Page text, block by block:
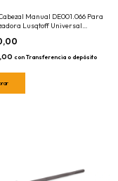
Manual DE001.066 Para
Lusqtoff Universal
con Transferencia o depósito